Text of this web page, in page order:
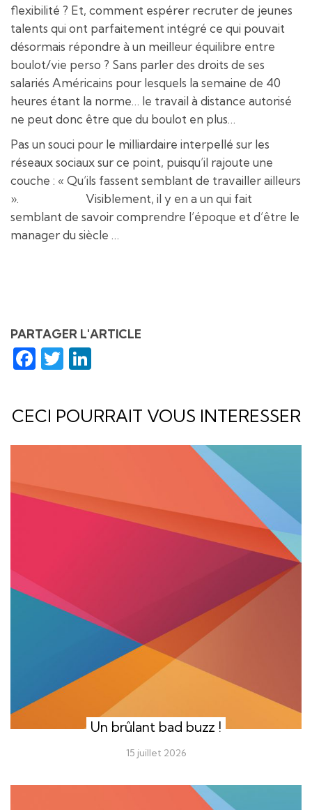
flexibilité ? Et, comment espérer recruter de jeunes
talents qui ont parfaitement intégré ce qui pouvait
désormais répondre à un meilleur équilibre entre
boulot/vie perso ? Sans parler des droits de ses
salariés Américains pour lesquels la semaine de 40
heures étant la norme… le travail à distance autorisé
ne peut donc être que du boulot en plus…
Pas un souci pour le milliardaire interpellé sur les
réseaux sociaux sur ce point, puisqu’il rajoute une
couche : « Qu’ils fassent semblant de travailler ailleurs
». Visiblement, il y en a un qui fait
semblant de savoir comprendre l’époque et d’être le
manager du siècle …
PARTAGER L'ARTICLE
Facebook
Twitter
CECI POURRAIT VOUS INTERESSER
Un brûlant bad buzz !
15 juillet 2026